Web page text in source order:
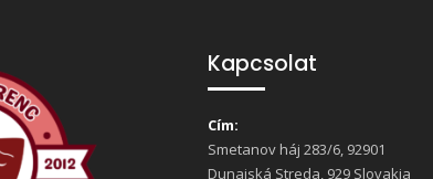
Kapcsolat
Cím:
Smetanov háj 283/6, 92901
Dunajská Streda, 929 Slovakia